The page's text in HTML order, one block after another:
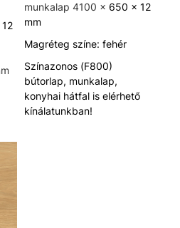
munkalap 4100 x 650 x 12
mm
Magréteg színe: fehér
Színazonos (F800)
bútorlap, munkalap,
konyhai hátfal is elérhető
kínálatunkban!